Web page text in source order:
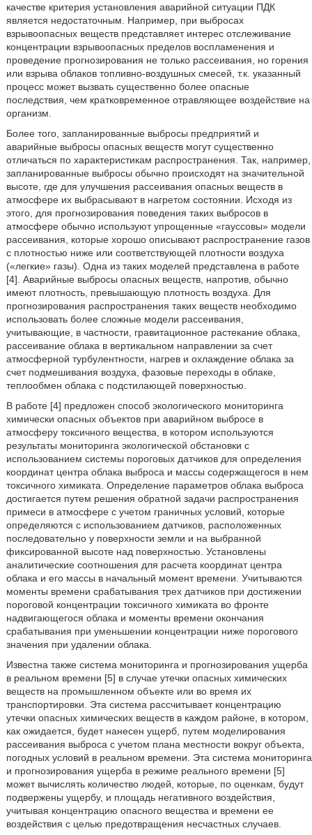
качестве критерия установления аварийной ситуации ПДК
является недостаточным. Например, при выбросах
взрывоопасных веществ представляет интерес отслеживание
концентрации взрывоопасных пределов воспламенения и
проведение прогнозирования не только рассеивания, но горения
или взрыва облаков топливно-воздушных смесей, т.к. указанный
процесс может вызвать существенно более опасные
последствия, чем кратковременное отравляющее воздействие на
организм.
Более того, запланированные выбросы предприятий и
аварийные выбросы опасных веществ могут существенно
отличаться по характеристикам распространения. Так, например,
запланированные выбросы обычно происходят на значительной
высоте, где для улучшения рассеивания опасных веществ в
атмосфере их выбрасывают в нагретом состоянии. Исходя из
этого, для прогнозирования поведения таких выбросов в
атмосфере обычно используют упрощенные «гауссовы» модели
рассеивания, которые хорошо описывают распространение газов
с плотностью ниже или соответствующей плотности воздуха
(«легкие» газы). Одна из таких моделей представлена в работе
[4]. Аварийные выбросы опасных веществ, напротив, обычно
имеют плотность, превышающую плотность воздуха. Для
прогнозирования распространения таких веществ необходимо
использовать более сложные модели рассеивания,
учитывающие, в частности, гравитационное растекание облака,
рассеивание облака в вертикальном направлении за счет
атмосферной турбулентности, нагрев и охлаждение облака за
счет подмешивания воздуха, фазовые переходы в облаке,
теплообмен облака с подстилающей поверхностью.
В работе [4] предложен способ экологического мониторинга
химически опасных объектов при аварийном выбросе в
атмосферу токсичного вещества, в котором используются
результаты мониторинга экологической обстановки с
использованием системы пороговых датчиков для определения
координат центра облака выброса и массы содержащегося в нем
токсичного химиката. Определение параметров облака выброса
достигается путем решения обратной задачи распространения
примеси в атмосфере с учетом граничных условий, которые
определяются с использованием датчиков, расположенных
последовательно у поверхности земли и на выбранной
фиксированной высоте над поверхностью. Установлены
аналитические соотношения для расчета координат центра
облака и его массы в начальный момент времени. Учитываются
моменты времени срабатывания трех датчиков при достижении
пороговой концентрации токсичного химиката во фронте
надвигающегося облака и моменты времени окончания
срабатывания при уменьшении концентрации ниже порогового
значения при удалении облака.
Известна также система мониторинга и прогнозирования ущерба
в реальном времени [5] в случае утечки опасных химических
веществ на промышленном объекте или во время их
транспортировки. Эта система рассчитывает концентрацию
утечки опасных химических веществ в каждом районе, в котором,
как ожидается, будет нанесен ущерб, путем моделирования
рассеивания выброса с учетом плана местности вокруг объекта,
погодных условий в реальном времени. Эта система мониторинга
и прогнозирования ущерба в режиме реального времени [5]
может вычислять количество людей, которые, по оценкам, будут
подвержены ущербу, и площадь негативного воздействия,
учитывая концентрацию опасного вещества и времени ее
воздействия с целью предотвращения несчастных случаев.